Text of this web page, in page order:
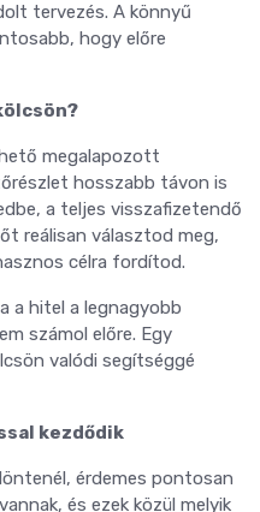
tervezés. A könnyű
hogy előre
megalapozott
hosszabb távon is
a teljes visszafizetendő
reálisan választod meg,
célra fordítod.
a hitel a legnagyobb
számol előre. Egy
valódi segítséggé
kezdődik
érdemes pontosan
és ezek közül melyik